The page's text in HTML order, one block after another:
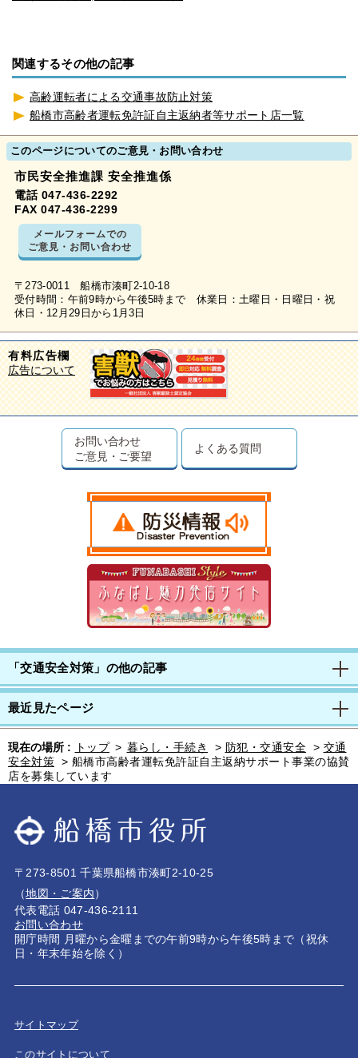
関連するその他の記事
高齢運転者による交通事故防止対策
船橋市高齢者運転免許証自主返納者等サポート店一覧
このページについてのご意見・お問い合わせ
市民安全推進課 安全推進係
電話 047-436-2292
FAX 047-436-2299
メールフォームでの
ご意見・お問い合わせ
〒273-0011 船橋市湊町2-10-18
受付時間：午前9時から午後5時まで 休業日：土曜日・日曜日・祝
休日・12月29日から1月3日
有料広告欄
広告について
お問い合わせ
ご意見・ご要望
よくある質問
「交通安全対策」の他の記事
最近見たページ
現在の場所 : トップ > 暮らし・手続き > 防犯・交通安全 > 交通
安全対策 > 船橋市高齢者運転免許証自主返納サポート事業の協賛
店を募集しています
〒273-8501 千葉県船橋市湊町2-10-25
（地図・ご案内）
代表電話 047-436-2111
お問い合わせ
開庁時間 月曜から金曜までの午前9時から午後5時まで（祝休
日・年末年始を除く）
サイトマップ
このサイトについて